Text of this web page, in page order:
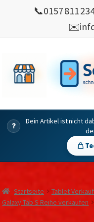
📞0157 811
✉️
springen
springen
Mein Konto
verkaufen
💰 Bonusprogramm
?
Dein Artikel ist nicht
Startseite Tablet
Galaxy Tab S Reihe verkaufen